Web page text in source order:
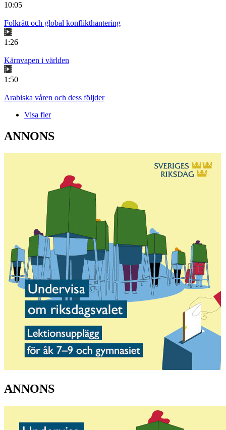
10:05
Folkrätt och global konflikthantering
1:26
Kärnvapen i världen
1:50
Arabiska våren och dess följder
Visa fler
ANNONS
ANNONS